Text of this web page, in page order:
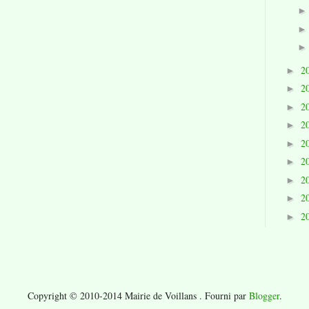
►
►
►
►
►
►
►
►
►
Copyright © 2010-2014 Mairie de Voillans . Fourni par Blogger.